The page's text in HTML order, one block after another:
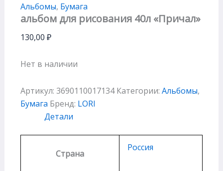
Альбомы, Бумага
альбом для рисования 40л «Причал»
130,00 ₽
Нет в наличии
Артикул: 3690110017134 Категории: Альбомы,
Бумага Бренд: LORI
Детали
Страна
Россия